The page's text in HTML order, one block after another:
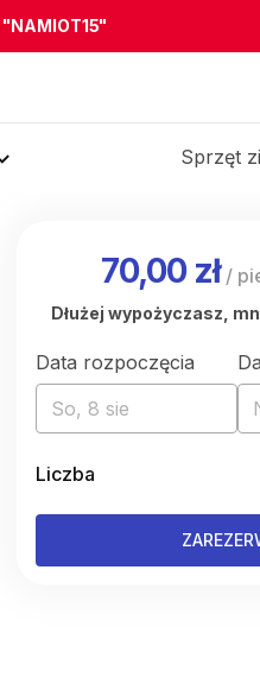
"NAMIOT15"
Sprzęt
70,00 zł/
Dłużej wypożyczasz,
Data rozpoczęcia
So, 8 sie
Liczba